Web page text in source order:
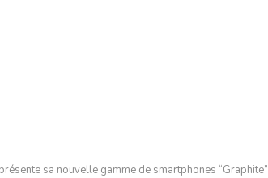
sa nouvelle gamme de smartphones “Graphite”